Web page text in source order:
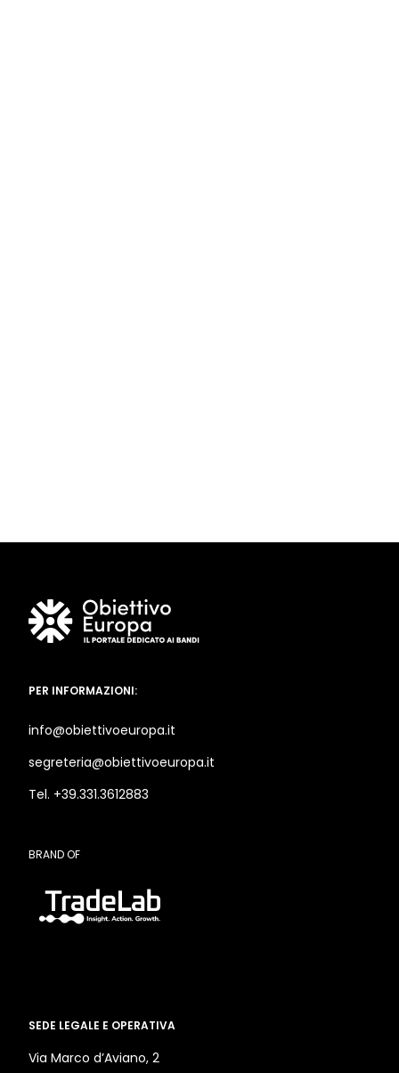
PER INFORMAZIONI:
info@obiettivoeuropa.it
segreteria@obiettivoeuropa.it
Tel. +39.331.3612883
BRAND OF
SEDE LEGALE E OPERATIVA
Via Marco d’Aviano, 2